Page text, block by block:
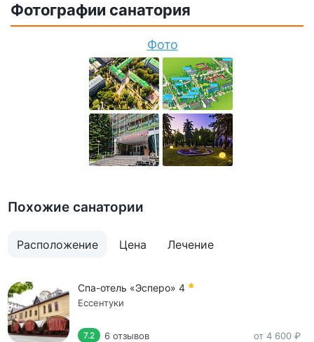
Фотографии санатория
Фото
Похожие санатории
Расположение Цена Лечение
Спа-отель «Эсперо» 4
Ессентуки
7.2 6 отзывов от 4 600 ₽